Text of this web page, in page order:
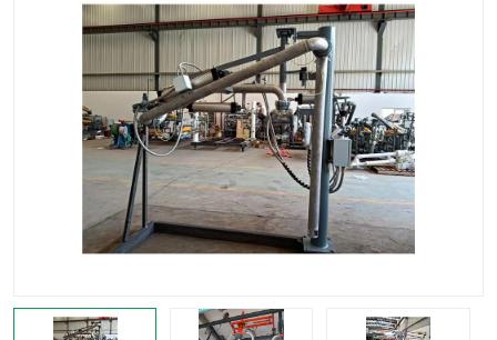
LNG鹤管 活动梯
平台栈桥 卸车鹤管
装车鹤管 输油臂
紧急脱离干式接头 火车鹤管
汽车鹤管 顶部鹤管